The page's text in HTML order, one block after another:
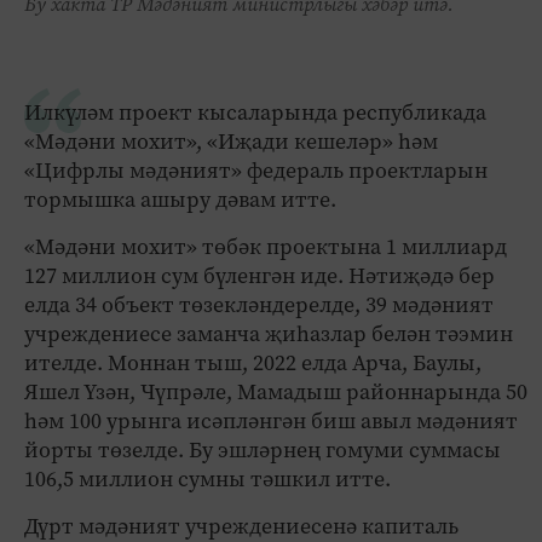
Илкүләм проект кысаларында республикада
«Мәдәни мохит», «Иҗади кешеләр» һәм
«Цифрлы мәдәният» федераль проектларын
тормышка ашыру дәвам итте.
«Мәдәни мохит» төбәк проектына 1 миллиард
127 миллион сум бүленгән иде. Нәтиҗәдә бер
елда 34 объект төзекләндерелде, 39 мәдәният
учреждениесе заманча җиһазлар белән тәэмин
ителде. Моннан тыш, 2022 елда Арча, Баулы,
Яшел Үзән, Чүпрәле, Мамадыш районнарында 50
һәм 100 урынга исәпләнгән биш авыл мәдәният
йорты төзелде. Бу эшләрнең гомуми суммасы
106,5 миллион сумны тәшкил итте.
Дүрт мәдәният учреждениесенә капиталь